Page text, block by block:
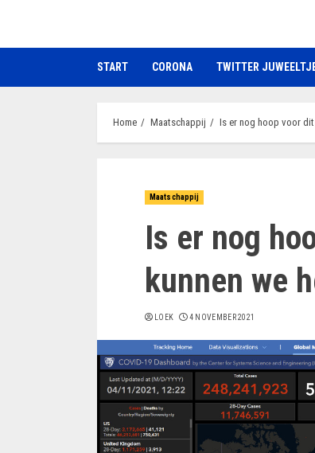
de
START CORONA TWITTER
Home Maatschappij Is er nog hoop voor
Maatschappij
Is er nog
kunnen we
LOEK 4 NOVEMBER 2021